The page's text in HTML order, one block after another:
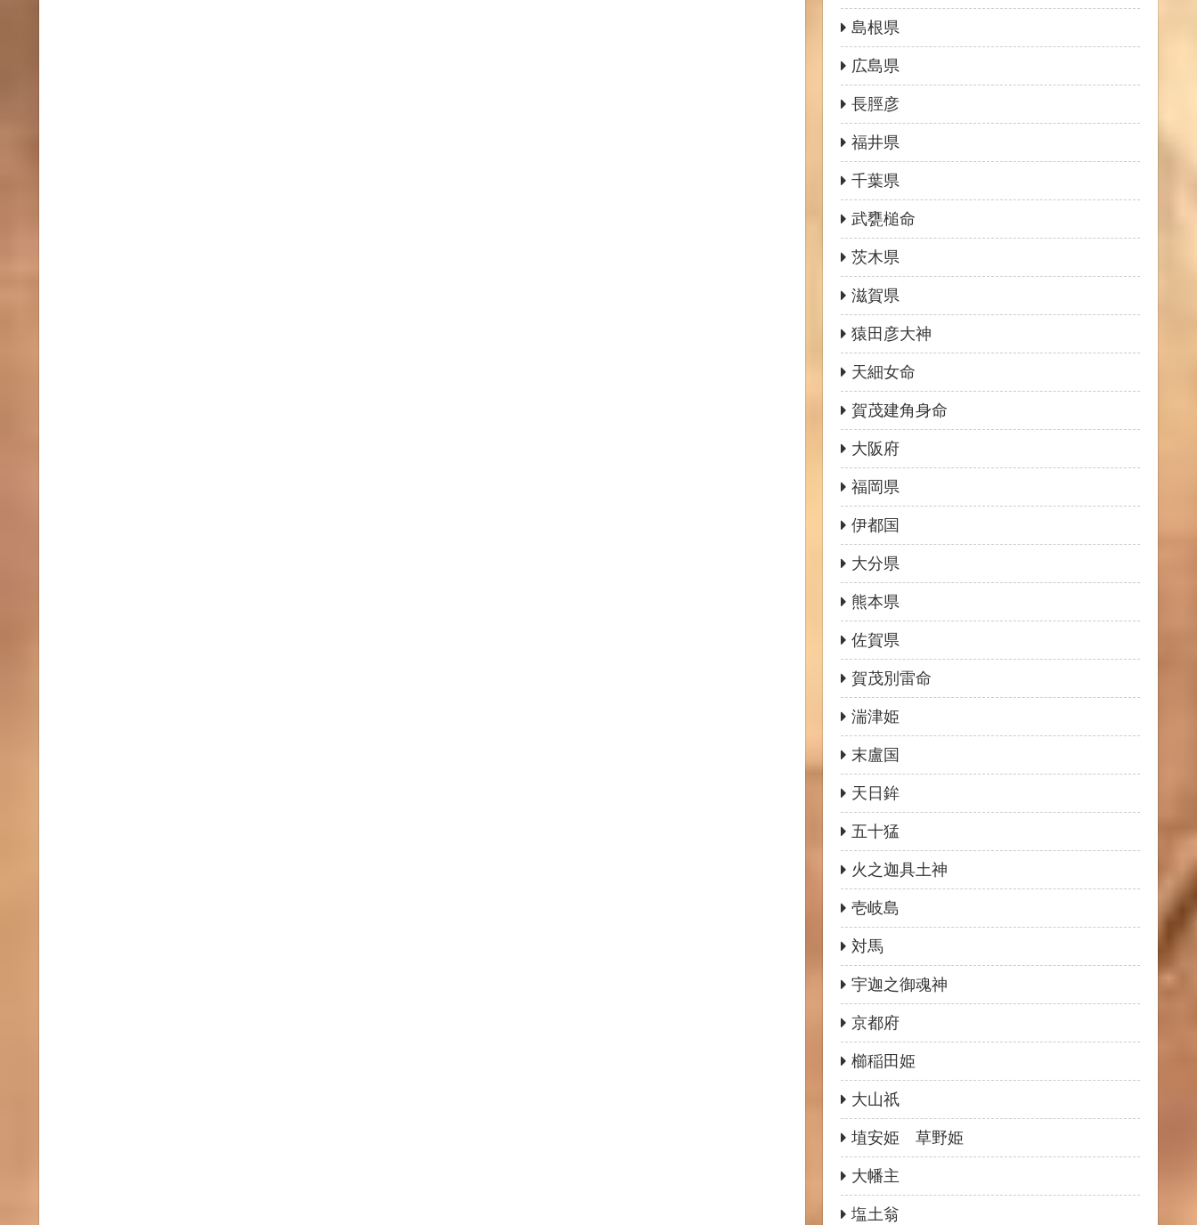
島根県
広島県
長脛彦
福井県
千葉県
武甕槌命
茨木県
滋賀県
猿田彦大神
天細女命
賀茂建角身命
大阪府
福岡県
伊都国
大分県
熊本県
佐賀県
賀茂別雷命
湍津姫
末盧国
天日鉾
五十猛
火之迦具土神
壱岐島
対馬
宇迦之御魂神
京都府
櫛稲田姫
大山祇
埴安姫 草野姫
大幡主
塩土翁